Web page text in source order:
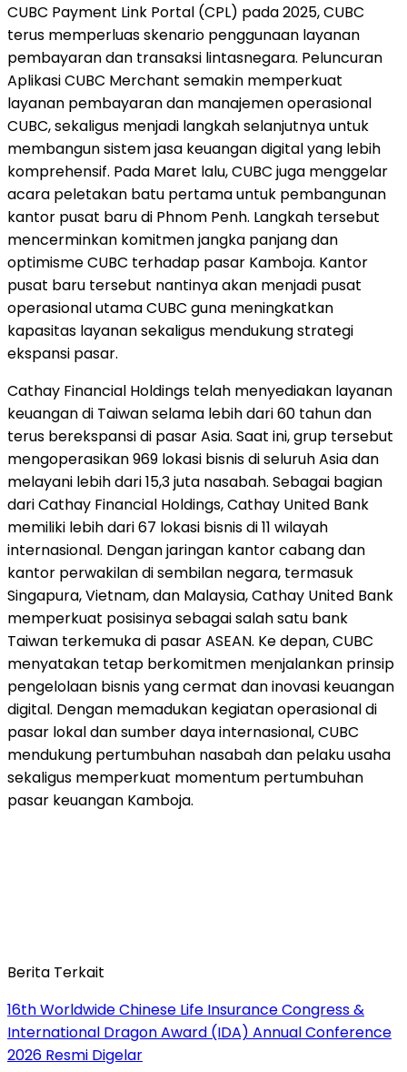
CUBC Payment Link Portal (CPL) pada 2025, CUBC
terus memperluas skenario penggunaan layanan
pembayaran dan transaksi lintasnegara. Peluncuran
Aplikasi CUBC Merchant semakin memperkuat
layanan pembayaran dan manajemen operasional
CUBC, sekaligus menjadi langkah selanjutnya untuk
membangun sistem jasa keuangan digital yang lebih
komprehensif. Pada Maret lalu, CUBC juga menggelar
acara peletakan batu pertama untuk pembangunan
kantor pusat baru di Phnom Penh. Langkah tersebut
mencerminkan komitmen jangka panjang dan
optimisme CUBC terhadap pasar Kamboja. Kantor
pusat baru tersebut nantinya akan menjadi pusat
operasional utama CUBC guna meningkatkan
kapasitas layanan sekaligus mendukung strategi
ekspansi pasar.
Cathay Financial Holdings telah menyediakan layanan
keuangan di Taiwan selama lebih dari 60 tahun dan
terus berekspansi di pasar Asia. Saat ini, grup tersebut
mengoperasikan 969 lokasi bisnis di seluruh Asia dan
melayani lebih dari 15,3 juta nasabah. Sebagai bagian
dari Cathay Financial Holdings, Cathay United Bank
memiliki lebih dari 67 lokasi bisnis di 11 wilayah
internasional. Dengan jaringan kantor cabang dan
kantor perwakilan di sembilan negara, termasuk
Singapura, Vietnam, dan Malaysia, Cathay United Bank
memperkuat posisinya sebagai salah satu bank
Taiwan terkemuka di pasar ASEAN. Ke depan, CUBC
menyatakan tetap berkomitmen menjalankan prinsip
pengelolaan bisnis yang cermat dan inovasi keuangan
digital. Dengan memadukan kegiatan operasional di
pasar lokal dan sumber daya internasional, CUBC
mendukung pertumbuhan nasabah dan pelaku usaha
sekaligus memperkuat momentum pertumbuhan
pasar keuangan Kamboja.
Berita Terkait
16th Worldwide Chinese Life Insurance Congress &
International Dragon Award (IDA) Annual Conference
2026 Resmi Digelar